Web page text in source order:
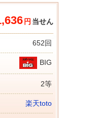
円 当せん
652回
BIG
2等
楽天toto